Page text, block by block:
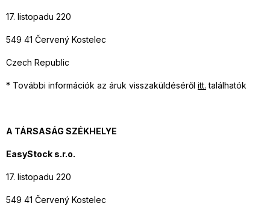
17. listopadu 220
549 41 Červený Kostelec
Czech Republic
* További információk az áruk visszaküldéséről itt. találhatók
A TÁRSASÁG SZÉKHELYE
EasyStock s.r.o.
17. listopadu 220
549 41 Červený Kostelec